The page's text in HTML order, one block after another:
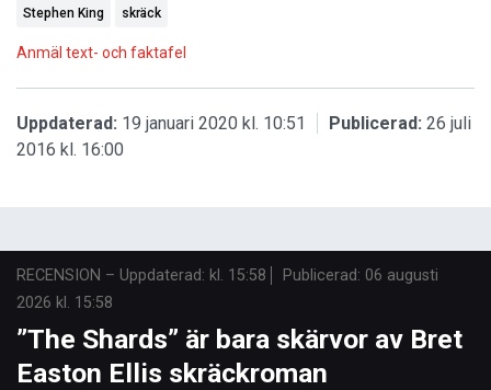
Stephen King skräck
Anmäl text- och faktafel
Uppdaterad: 19 januari 2020 kl. 10:51 Publicerad: 26 juli
2016 kl. 16:00
RECENSION – Uppdaterad: kl. 15:58 Publicerad: 06 augusti
2026 kl. 15:58
”The Shards” är bara skärvor av Bret
Easton Ellis skräckroman